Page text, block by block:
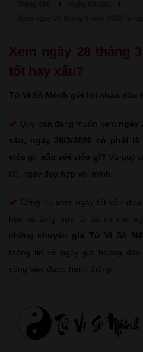
Xem ngày 28 tháng
tốt hay xấu?
Tử Vi Số Mệnh gửi lời chào đầu
Quý bạn đang muốn xem ngày
xấu, ngày 28/3/2026 có phải
việc gì, xấu với việc gì? Và quý
tốt, ngày đẹp hợp với mình.
Công cụ xem ngày tốt xấu
học và tổng hợp từ tất cả các
những chuyên gia Tử Vi Số
thông tin về ngày giờ hoàng
công việc được hanh thông.